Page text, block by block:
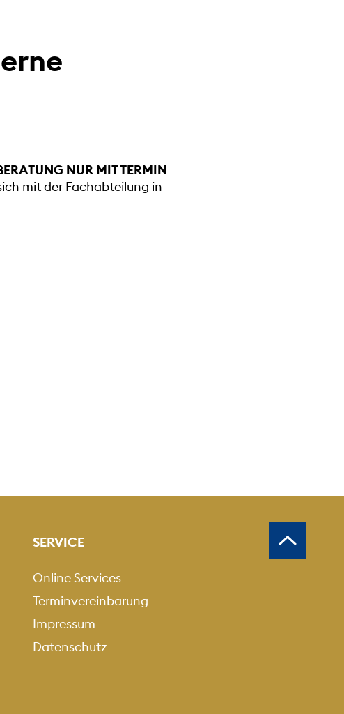
NUR MIT TERMIN
mit der Fachabteilung in
SERVICE
Online Services
Terminvereinbarung
Impressum
Datenschutz